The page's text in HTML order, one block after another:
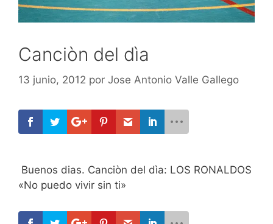
Canciòn del dìa
13 junio, 2012 por Jose Antonio Valle Gallego
Buenos dias. Canciòn del dìa: LOS RONALDOS
«No puedo vivir sin ti»